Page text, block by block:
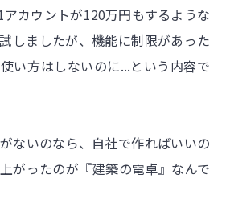
カウントが120万円もするような
しましたが、機能に制限があった
い方はしないのに...という内容で
ないのなら、自社で作ればいいの
がったのが『建築の電卓』なんで